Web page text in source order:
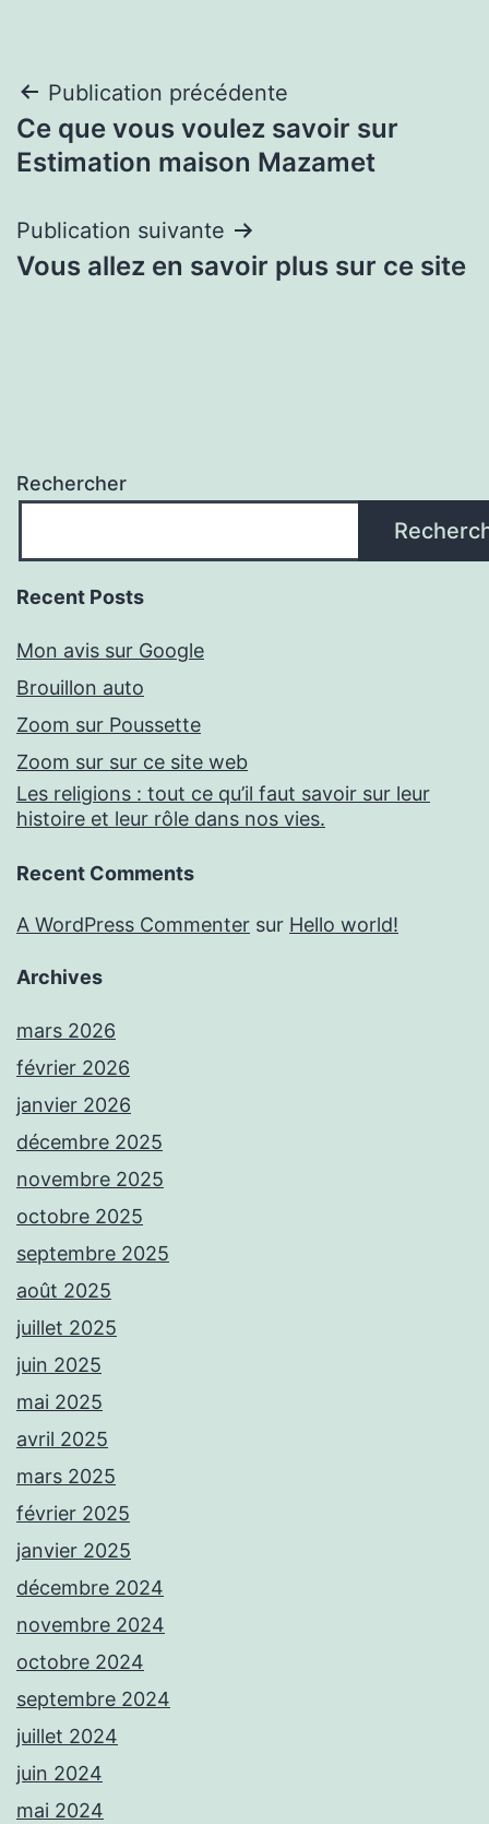
Navigation
de
Publication précédente
Ce que vous voulez savoir sur
Estimation maison Mazamet
Publication suivante
Vous allez en savoir plus sur ce site
Rechercher
Recent Posts
Mon avis sur Google
Brouillon auto
Zoom sur Poussette
Zoom sur sur ce site web
Les religions : tout ce qu’il faut savoir sur leur
histoire et leur rôle dans nos vies.
Recent Comments
A WordPress Commenter sur Hello world!
Archives
mars 2026
février 2026
janvier 2026
décembre 2025
novembre 2025
octobre 2025
septembre 2025
août 2025
juillet 2025
juin 2025
mai 2025
avril 2025
mars 2025
février 2025
janvier 2025
décembre 2024
novembre 2024
octobre 2024
septembre 2024
juillet 2024
juin 2024
mai 2024